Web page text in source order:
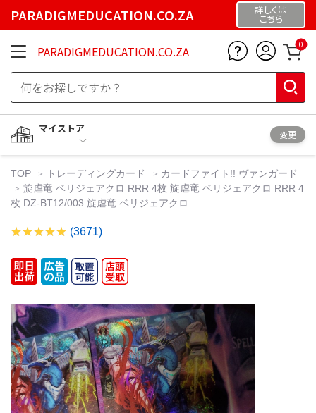
PARADIGMEDUCATION.CO.ZA 詳しくは
こちら
PARADIGMEDUCATION.CO.ZA 0
マイストア
変更
TOP トレーディングカード
カードファイト!! ヴァンガード
旋虐竜 ベリジェアクロ RRR 4枚 旋虐竜 ベリジェアクロ RRR 4
枚 DZ-BT12/003 旋虐竜 ベリジェアクロ
(3671)